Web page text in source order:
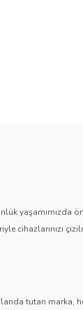
yaşamımızda
cihazlarınızı
tutan marka,